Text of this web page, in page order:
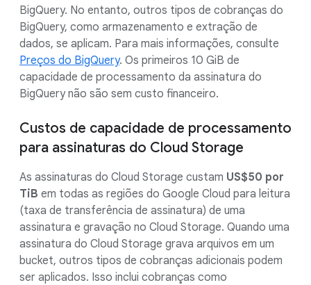
BigQuery. No entanto, outros tipos de cobranças do
BigQuery, como armazenamento e extração de
dados, se aplicam. Para mais informações, consulte
Preços do BigQuery. Os primeiros 10 GiB de
capacidade de processamento da assinatura do
BigQuery não são sem custo financeiro.
Custos de capacidade de processamento
para assinaturas do Cloud Storage
As assinaturas do Cloud Storage custam US$50 por
TiB em todas as regiões do Google Cloud para leitura
(taxa de transferência de assinatura) de uma
assinatura e gravação no Cloud Storage. Quando uma
assinatura do Cloud Storage grava arquivos em um
bucket, outros tipos de cobranças adicionais podem
ser aplicados. Isso inclui cobranças como